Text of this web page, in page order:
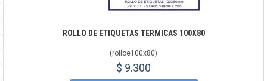
ROLLO DE ETIQUETAS TERMICAS 100X80
(rolloe100x80)
$ 9.300